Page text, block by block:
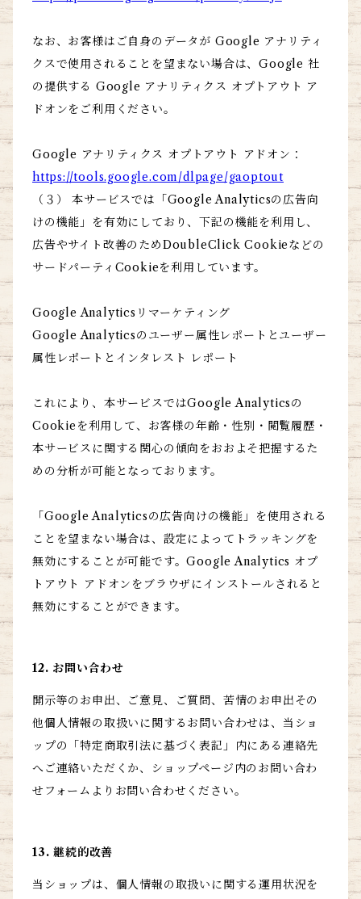
なお、お客様はご自身のデータが Google アナリティ
クスで使用されることを望まない場合は、Google 社
の提供する Google アナリティクス オプトアウト ア
ドオンをご利用ください。
Google アナリティクス オプトアウト アドオン：
https://tools.google.com/dlpage/gaoptout
（３） 本サービスでは「Google Analyticsの広告向
けの機能」を有効にしており、下記の機能を利用し、
広告やサイト改善のためDoubleClick Cookieなどの
サードパーティCookieを利用しています。
Google Analyticsリマーケティング
Google Analyticsのユーザー属性レポートとユーザー
属性レポートとインタレスト レポート
これにより、本サービスではGoogle Analyticsの
Cookieを利用して、お客様の年齢・性別・閲覧履歴・
本サービスに関する関心の傾向をおおよそ把握するた
めの分析が可能となっております。
「Google Analyticsの広告向けの機能」を使用される
ことを望まない場合は、設定によってトラッキングを
無効にすることが可能です。Google Analytics オプ
トアウト アドオンをブラウザにインストールされると
無効にすることができます。
12. お問い合わせ
開示等のお申出、ご意見、ご質問、苦情のお申出その
他個人情報の取扱いに関するお問い合わせは、当ショ
ップの「特定商取引法に基づく表記」内にある連絡先
へご連絡いただくか、ショップページ内のお問い合わ
せフォームよりお問い合わせください。
13. 継続的改善
当ショップは、個人情報の取扱いに関する運用状況を